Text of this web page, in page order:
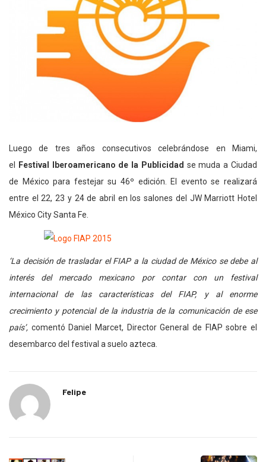
Luego de tres años consecutivos celebrándose en Miami,
el
Festival Iberoamericano de la Publicidad se muda a Ciudad
de México para festejar su 46º edición. El evento se realizará
entre el 22, 23 y 24 de abril en los salones del JW Marriott Hotel
México City Santa Fe.
‘La decisión de trasladar el FIAP a la ciudad de México se debe al
interés del mercado mexicano por contar con un festival
internacional de las características del FIAP, y al enorme
crecimiento y potencial de la industria de la comunicación de ese
país’, comentó Daniel Marcet, Director General de FIAP sobre el
desembarco del festival a suelo azteca.
Felipe